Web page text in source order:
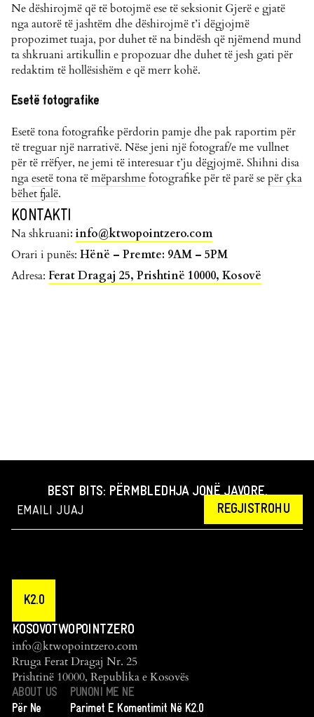
Ne dëshirojmë që të botojmë ese të seksionit Gjerë e gjatë
nga autorë të jashtëm dhe dëshirojmë t’i dëgjojmë
propozimet tuaja, por duhet të na bindësh që njëmend mund
ta shkruani artikullin e propozuar dhe duhet të jesh gati për
redaktim të hollësishëm e që merr kohë.
Esetë fotografike
Esetë tona fotografike përdorin pamje dhe pak raportim për
të treguar një narrativë. Nëse jeni një fotograf/e me vullnet
për të rrëfyer, ne jemi të interesuar t’ju dëgjojmë. Shihni disa
ngaesetëtona tëmëparshmefotografike për të parë sepër çka
bëhet fjalë.
KONTAKTI
Na shkruani: info@ktwopointzero.com
Orari i punës: Hënë – Premte: 9AM – 5PM
Adresa: Ferat Dragaj 25, Prishtinë 10000, Kosovë
BEST BITS: PËRMBLEDHJA JONË JAVORE.
REGJISTROHU
K2.0
KOSOVOTWOPOINTZERO
info@ktwopointzero.com
Rruga Ferat Dragaj Nr. 25
Prishtinë 10000, Republika e Kosovës
ABOUT US
Për Ne
PUNONI ME NE
Parimet E Komentimit Në K2.0